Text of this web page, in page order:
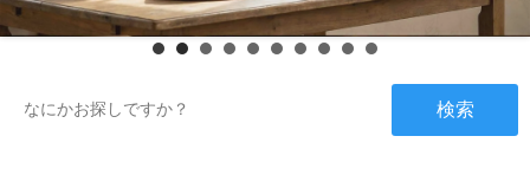
検索